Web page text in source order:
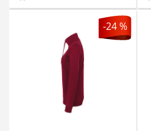
-24 %